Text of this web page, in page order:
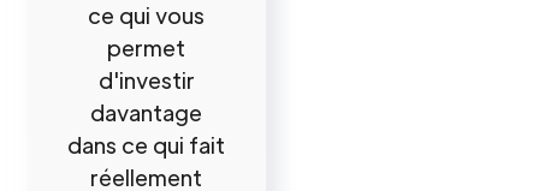
ce qui vous
permet
d'investir
davantage
dans ce qui fait
réellement